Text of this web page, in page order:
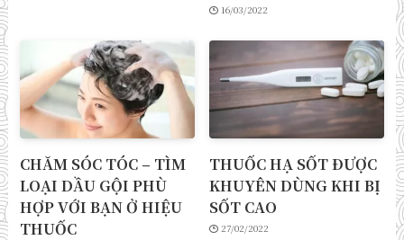
16/03/2022
CHĂM SÓC TÓC – TÌM
LOẠI DẦU GỘI PHÙ
HỢP VỚI BẠN Ở HIỆU
THUỐC
THUỐC HẠ SỐT ĐƯỢC
KHUYÊN DÙNG KHI BỊ
SỐT CAO
27/02/2022